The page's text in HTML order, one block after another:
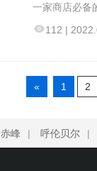
一家商店必备
112 |
« 1 2
赤峰 | 呼伦贝尔 |